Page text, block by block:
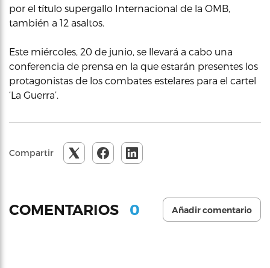
por el título supergallo Internacional de la OMB,
también a 12 asaltos.
Este miércoles, 20 de junio, se llevará a cabo una
conferencia de prensa en la que estarán presentes los
protagonistas de los combates estelares para el cartel
‘La Guerra’.
Compartir
COMENTARIOS 0 Añadir comentario